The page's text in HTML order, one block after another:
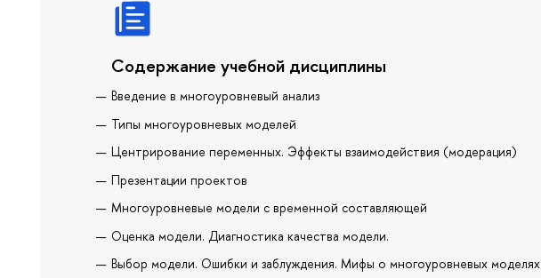
Содержание учебной дисциплины
Введение в многоуровневый анализ
Типы многоуровневых моделей
Центрирование переменных. Эффекты взаимодействия (модерация)
Презентации проектов
Многоуровневые модели с временной составляющей
Оценка модели. Диагностика качества модели.
Выбор модели. Ошибки и заблуждения. Мифы о многоуровневых моделях